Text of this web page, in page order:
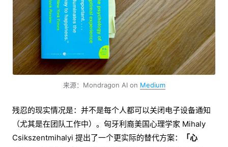
来源：Mondragon AI on Medium
残忍的现实情况是：并不是每个人都可以关闭电子设备通知
（尤其是在团队工作中）。匈牙利裔美国心理学家 Mihaly
Csikszentmihalyi 提出了一个更实际的替代方案：
「心